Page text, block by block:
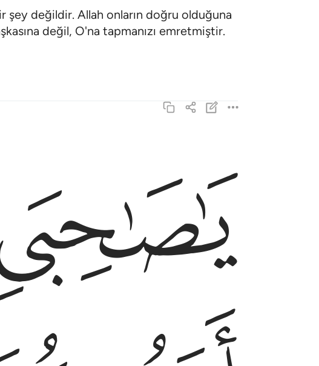
şey değildir. Allah onların doğru olduğuna
değil, O'na tapmanızı emretmiştir.
يَـٰصَـٰحِبَىِ ٱلسِّجْنِ أَمَّآ أَحَدُكُمَا فَيَسْقِى رَبَّهُۥ خَمْرًۭا ۖ وَأَمَّا